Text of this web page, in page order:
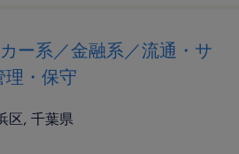
ー系／金融系／流通・サ
理・保守
区, 千葉県